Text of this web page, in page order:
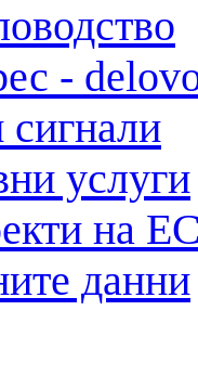
-
услуги
на
данни